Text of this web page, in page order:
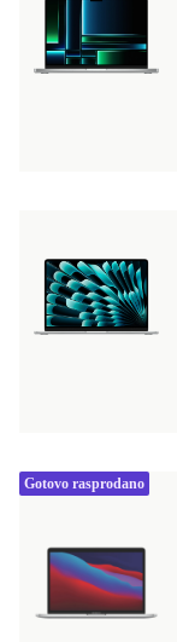
Gotovo rasprodano